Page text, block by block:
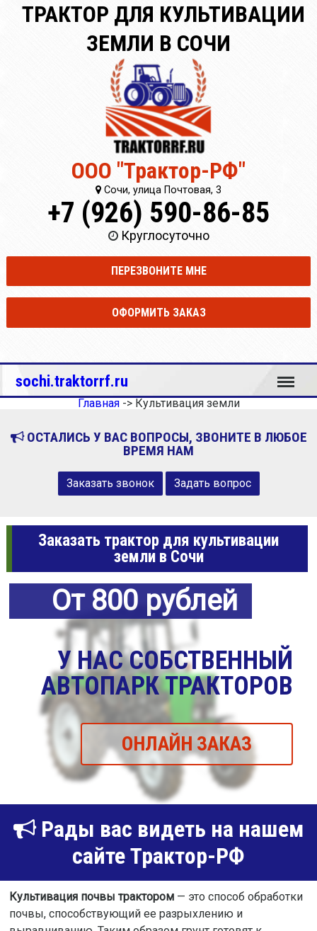
ТРАКТОР ДЛЯ КУЛЬТИВАЦИИ
ЗЕМЛИ В СОЧИ
ООО "Трактор-РФ"
Сочи, улица Почтовая, 3
+7 (926) 590-86-85
Круглосуточно
ПЕРЕЗВОНИТЕ МНЕ
ОФОРМИТЬ ЗАКАЗ
sochi.traktorrf.ru Меню
Главная-> Культивация земли
ОСТАЛИСЬ У ВАС ВОПРОСЫ, ЗВОНИТЕ В ЛЮБОЕ
ВРЕМЯ НАМ
Заказать звонок Задать вопрос
Заказать трактор для культивации
земли в Сочи
От 800 рублей
У НАС СОБСТВЕННЫЙ
АВТОПАРК ТРАКТОРОВ
ОНЛАЙН ЗАКАЗ
Рады вас видеть на нашем
сайте Трактор-РФ
Культивация почвы трактором— это способ обработки
почвы, способствующий ее разрыхлению и